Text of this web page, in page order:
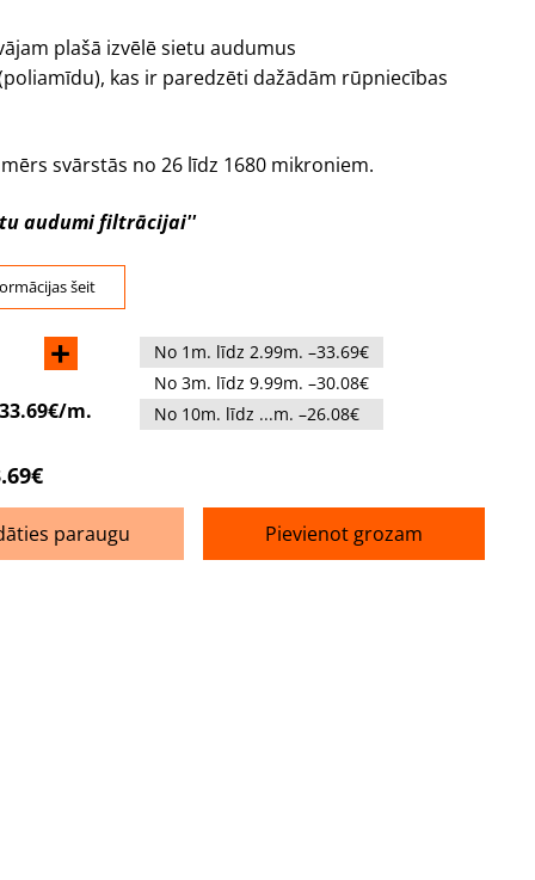
plašā izvēlē sietu audumus
kas ir paredzēti dažādām rūpniecības
svārstās no 26 līdz 1680 mikroniem.
audumi filtrācijai''
šeit
+
m.
No 1m. līdz 2.99m. –33.69€
No 3m. līdz 9.99m. –30.08€
No 10m. līdz ...m. –26.08€
paraugu Pievienot grozam